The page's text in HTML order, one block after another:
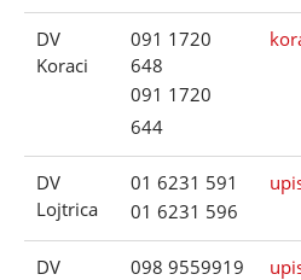
DV
Koraci
091 1720
648
091 1720
644
DV
Lojtrica
01 6231 591
01 6231 596
DV
098 9559919